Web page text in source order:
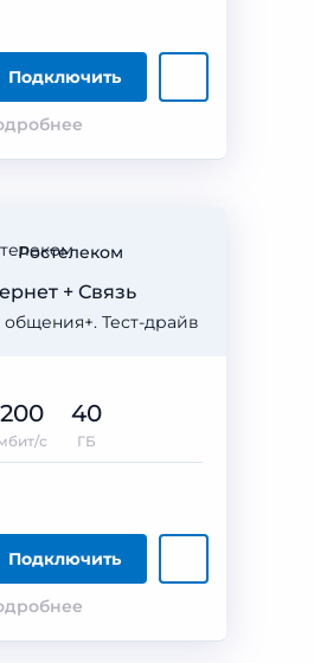
Подключить
Ростелеком
общения+. Тест-драйв
+ Связь
Подключить
200
с
40
ГБ